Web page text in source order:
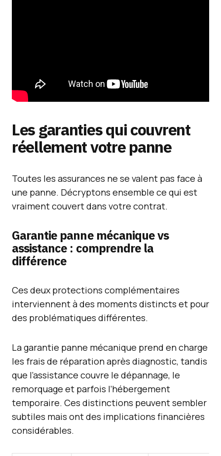
Les garanties qui couvrent
réellement votre panne
Toutes les assurances ne se valent pas face à
une panne. Décryptons ensemble ce qui est
vraiment couvert dans votre contrat.
Garantie panne mécanique vs
assistance : comprendre la
différence
Ces deux protections complémentaires
interviennent à des moments distincts et pour
des problématiques différentes.
La garantie panne mécanique prend en charge
les frais de réparation après diagnostic, tandis
que l’assistance couvre le dépannage, le
remorquage et parfois l’hébergement
temporaire. Ces distinctions peuvent sembler
subtiles mais ont des implications financières
considérables.